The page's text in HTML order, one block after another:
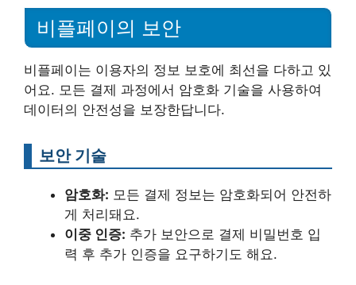
비플페이의 보안
비플페이는 이용자의 정보 보호에 최선을 다하고 있
어요. 모든 결제 과정에서 암호화 기술을 사용하여
데이터의 안전성을 보장한답니다.
보안 기술
암호화: 모든 결제 정보는 암호화되어 안전하
게 처리돼요.
이중 인증: 추가 보안으로 결제 비밀번호 입
력 후 추가 인증을 요구하기도 해요.